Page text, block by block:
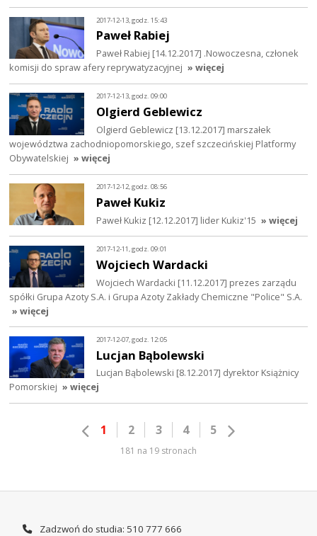
2017-12-13, godz. 15:43
Paweł Rabiej
Paweł Rabiej [14.12.2017] .Nowoczesna, członek
komisji do spraw afery reprywatyzacyjnej » więcej
2017-12-13, godz. 09:00
Olgierd Geblewicz
Olgierd Geblewicz [13.12.2017] marszałek
województwa zachodniopomorskiego, szef szczecińskiej Platformy
Obywatelskiej » więcej
2017-12-12, godz. 08:56
Paweł Kukiz
Paweł Kukiz [12.12.2017] lider Kukiz'15 » więcej
2017-12-11, godz. 09:01
Wojciech Wardacki
Wojciech Wardacki [11.12.2017] prezes zarządu
spółki Grupa Azoty S.A. i Grupa Azoty Zakłady Chemiczne "Police" S.A.
» więcej
2017-12-07, godz. 12:05
Lucjan Bąbolewski
Lucjan Bąbolewski [8.12.2017] dyrektor Książnicy
Pomorskiej » więcej
1 2 3 4 5
181 na 19 stronach
Zadzwoń do studia: 510 777 666